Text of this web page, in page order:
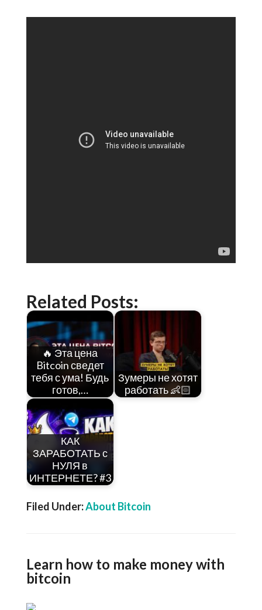
Related Posts:
🔥 Эта цена
Bitcoin сведет
тебя с ума! Будь
готов,…
Зумеры не хотят
работать 👶🏻
КАК
ЗАРАБОТАТЬ с
НУЛЯ в
ИНТЕРНЕТЕ? #3
Filed Under:About Bitcoin
Learn how to make money with
bitcoin